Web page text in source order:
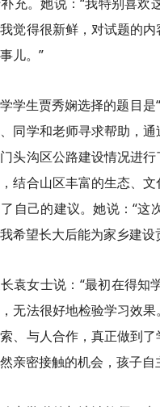
觉得很新鲜，对试题的
儿。”
学生贾秀娴选择的题目
同学和老师寻求帮助，
头沟区公路建设情况进
结合山区丰富的生态、
自己的建议。她说：“这
希望长大后能为家乡建设
袁女士说：“最初在得知
无法很好地检验学习效
、与人合作，真正做到
亲密接触的机会，孩子